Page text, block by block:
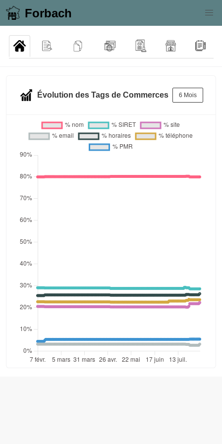
Forbach
Évolution des Tags de Commerces 6 Mois